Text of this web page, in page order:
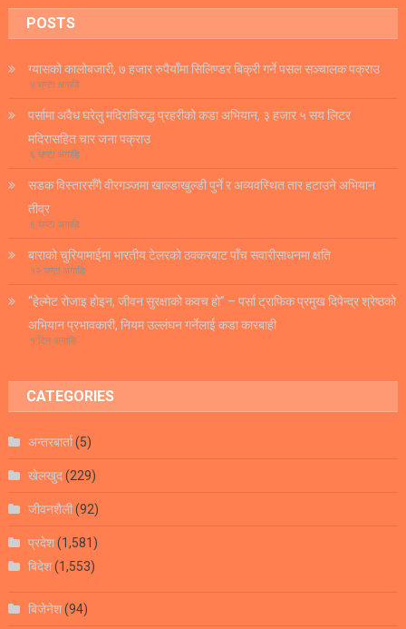
POSTS
ग्यासको कालोबजारी, ७ हजार रुपैयाँमा सिलिण्डर बिक्री गर्ने पसल सञ्चालक पक्राउ
४ घण्टा अगाडि
पर्सामा अवैध घरेलु मदिराविरुद्ध प्रहरीको कडा अभियान, ३ हजार ५ सय लिटर
मदिरासहित चार जना पक्राउ
६ घण्टा अगाडि
सडक विस्तारसँगै वीरगञ्जमा खाल्डाखुल्डी पुर्ने र अव्यवस्थित तार हटाउने अभियान
तीव्र
६ घण्टा अगाडि
बाराको चुरियामाईमा भारतीय टेलरको ठक्करबाट पाँच सवारीसाधनमा क्षति
१२ घण्टा अगाडि
“हेल्मेट रोजाइ होइन, जीवन सुरक्षाको कवच हो” – पर्सा ट्राफिक प्रमुख दिपेन्द्र श्रेष्ठको
अभियान प्रभावकारी, नियम उल्लंघन गर्नेलाई कडा कारबाही
१ दिन अगाडि
CATEGORIES
अन्तरबार्ता(5)
खेलखुद(229)
जीवनशैली(92)
प्रदेश(1,581)
बिदेश(1,553)
बिजेनेश(94)